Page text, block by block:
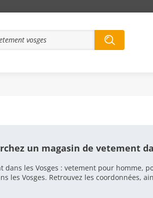
un magasin de vetement
dans les Vosges : vetement pour homme,
les Vosges. Retrouvez les coordonnées,